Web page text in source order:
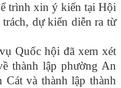
trình xin ý kiến tại Hội
dự kiến diễn ra từ
Quốc hội đã xem xét
thành lập phường An
và thành lập thành